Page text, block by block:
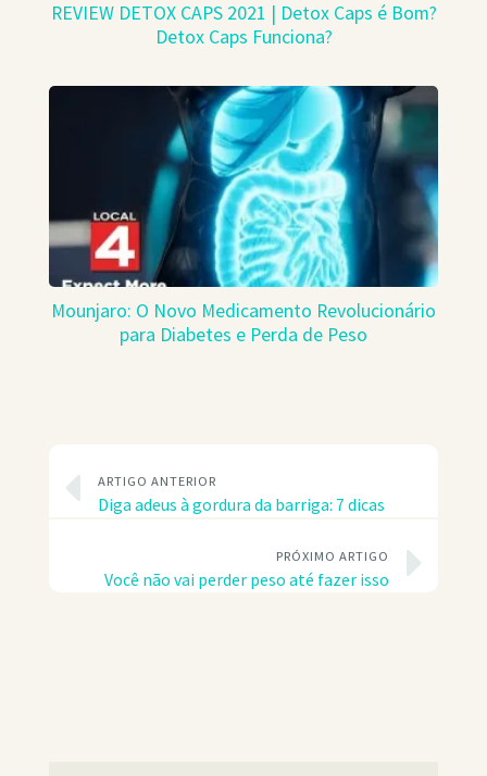
REVIEW DETOX CAPS 2021 | Detox Caps é Bom?
Detox Caps Funciona?
Mounjaro: O Novo Medicamento Revolucionário
para Diabetes e Perda de Peso
ARTIGO ANTERIOR
Diga adeus à gordura da barriga: 7 dicas
PRÓXIMO ARTIGO
Você não vai perder peso até fazer isso